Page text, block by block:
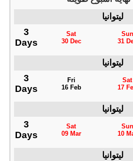
ليتوانيا
3
Days
Sat
30 Dec
Sun
31
ليتوانيا
3
Days
Fri
16 Feb
Sat
17
ليتوانيا
3
Days
Sat
09 Mar
Sun
10
ليتوانيا